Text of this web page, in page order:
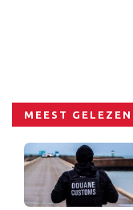
MEEST GELEZEN